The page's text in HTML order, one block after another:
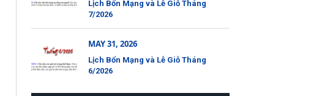
Lịch Bổn Mạng và Lễ Giỗ Tháng
7/2026
MAY 31, 2026
Lịch Bổn Mạng và Lễ Giỗ Tháng
6/2026